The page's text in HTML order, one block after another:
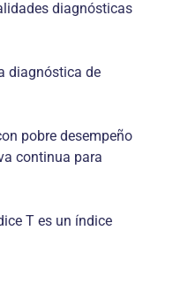
diagnósticas
diagnóstica de
pobre desempeño
continua para
T es un índice